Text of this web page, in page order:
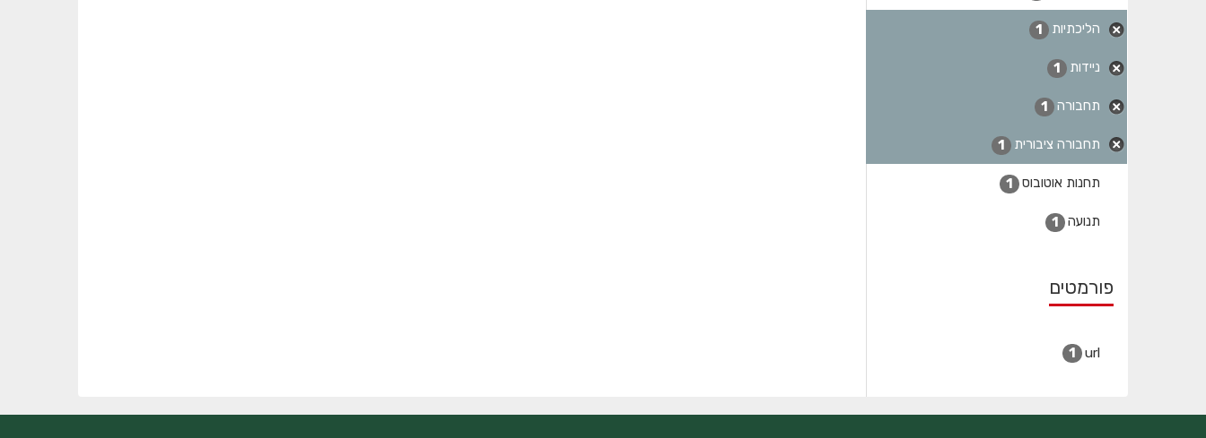
הליכתיות 1
ניידות 1
תחבורה 1
תחבורה ציבורית 1
תחנות אוטובוס 1
תנועה 1
פורמטים
url
1